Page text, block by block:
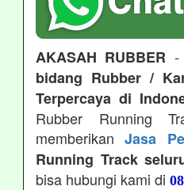
AKASAH RUBBER -
bidang Rubber /
Terpercaya di
Rubber Running
memberikanJasa
Running Track
bisa hubungi kami di